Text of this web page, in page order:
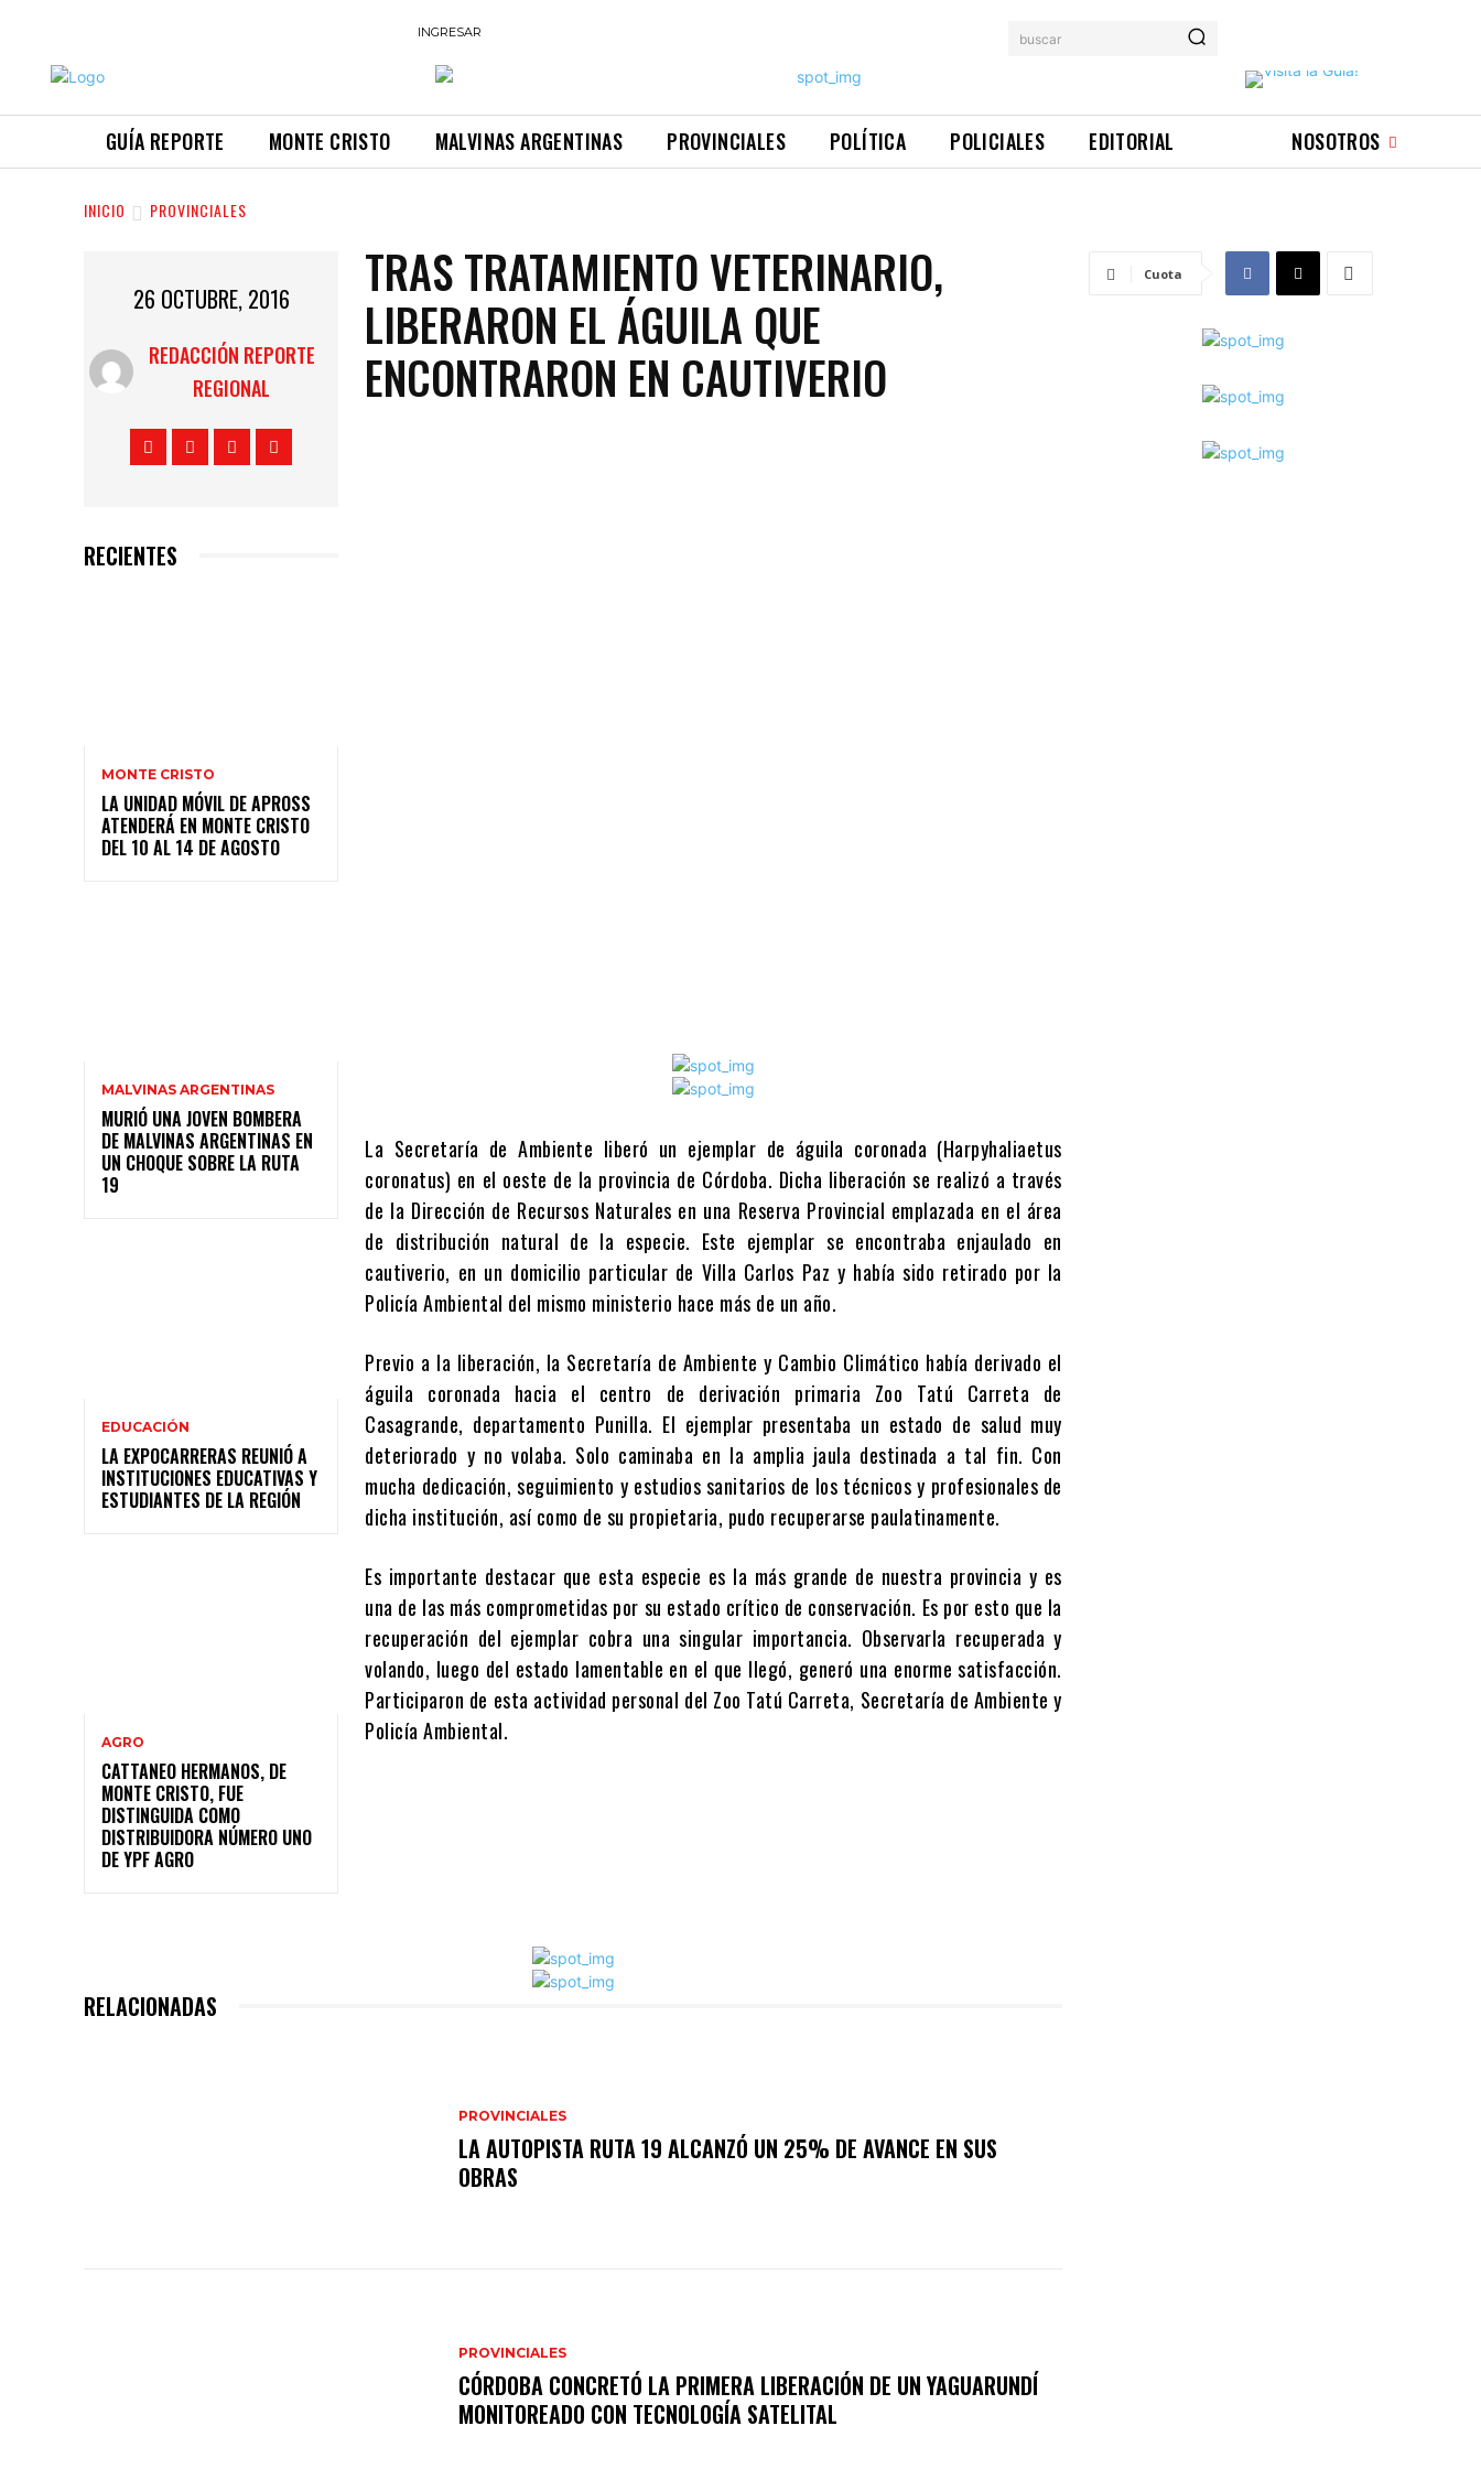
INGRESAR buscar
GUÍA REPORTE MONTE CRISTO MALVINAS ARGENTINAS PROVINCIALES POLÍTICA POLICIALES EDITORIAL NOSOTROS
INICIO PROVINCIALES
26 OCTUBRE, 2016
REDACCIÓN REPORTE
REGIONAL
RECIENTES
MONTE CRISTO
LA UNIDAD MÓVIL DE APROSS
ATENDERÁ EN MONTE CRISTO
DEL 10 AL 14 DE AGOSTO
MALVINAS ARGENTINAS
MURIÓ UNA JOVEN BOMBERA
DE MALVINAS ARGENTINAS EN
UN CHOQUE SOBRE LA RUTA
19
EDUCACIÓN
LA EXPOCARRERAS REUNIÓ A
INSTITUCIONES EDUCATIVAS Y
ESTUDIANTES DE LA REGIÓN
AGRO
CATTANEO HERMANOS, DE
MONTE CRISTO, FUE
DISTINGUIDA COMO
DISTRIBUIDORA NÚMERO UNO
DE YPF AGRO
TRAS TRATAMIENTO VETERINARIO,
LIBERARON EL ÁGUILA QUE
ENCONTRARON EN CAUTIVERIO
La Secretaría de Ambiente liberó un ejemplar de águila coronada (Harpyhaliaetus
coronatus) en el oeste de la provincia de Córdoba. Dicha liberación se realizó a través
de la Dirección de Recursos Naturales en una Reserva Provincial emplazada en el área
de distribución natural de la especie. Este ejemplar se encontraba enjaulado en
cautiverio, en un domicilio particular de Villa Carlos Paz y había sido retirado por la
Policía Ambiental del mismo ministerio hace más de un año.
Previo a la liberación, la Secretaría de Ambiente y Cambio Climático había derivado el
águila coronada hacia el centro de derivación primaria Zoo Tatú Carreta de
Casagrande, departamento Punilla. El ejemplar presentaba un estado de salud muy
deteriorado y no volaba. Solo caminaba en la amplia jaula destinada a tal fin. Con
mucha dedicación, seguimiento y estudios sanitarios de los técnicos y profesionales de
dicha institución, así como de su propietaria, pudo recuperarse paulatinamente.
Es importante destacar que esta especie es la más grande de nuestra provincia y es
una de las más comprometidas por su estado crítico de conservación. Es por esto que la
recuperación del ejemplar cobra una singular importancia. Observarla recuperada y
volando, luego del estado lamentable en el que llegó, generó una enorme satisfacción.
Participaron de esta actividad personal del Zoo Tatú Carreta, Secretaría de Ambiente y
Policía Ambiental.
RELACIONADAS
PROVINCIALES
LA AUTOPISTA RUTA 19 ALCANZÓ UN 25% DE AVANCE EN SUS
OBRAS
PROVINCIALES
CÓRDOBA CONCRETÓ LA PRIMERA LIBERACIÓN DE UN YAGUARUNDÍ
MONITOREADO CON TECNOLOGÍA SATELITAL
Cuota